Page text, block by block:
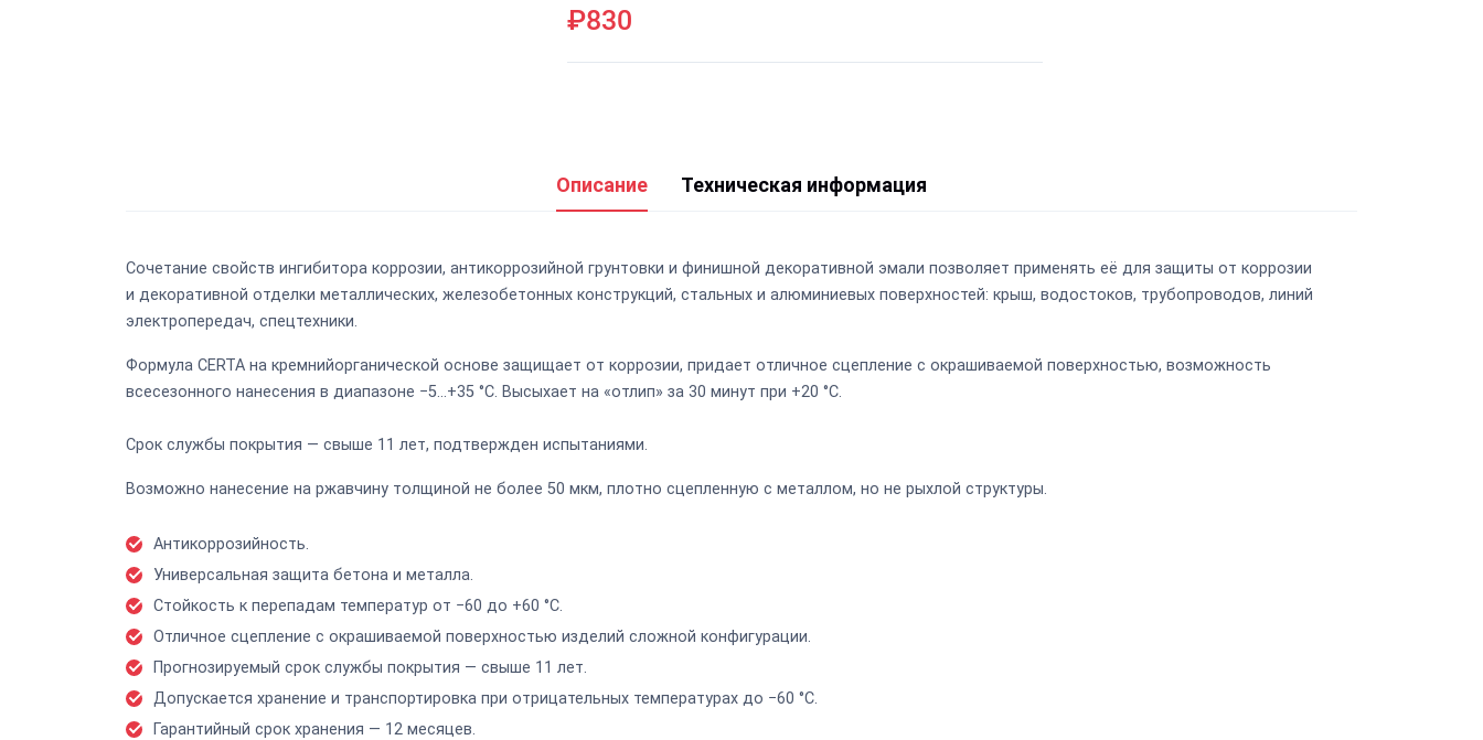
₽830
Описание Техническая информация
Сочетание свойств ингибитора коррозии, антикоррозийной грунтовки и финишной декоративной эмали позволяет применять её для защиты от коррозии
и декоративной отделки металлических, железобетонных конструкций, стальных и алюминиевых поверхностей: крыш, водостоков, трубопроводов, линий
электропередач, спецтехники.
Формула CERTA на кремнийорганической основе защищает от коррозии, придает отличное сцепление с окрашиваемой поверхностью, возможность
всесезонного нанесения в диапазоне −5...+35 °С. Высыхает на «отлип» за 30 минут при +20 °С.
Срок службы покрытия — свыше 11 лет, подтвержден испытаниями.
Возможно нанесение на ржавчину толщиной не более 50 мкм, плотно сцепленную с металлом, но не рыхлой структуры.
Антикоррозийность.
Универсальная защита бетона и металла.
Стойкость к перепадам температур от −60 до +60 °С.
Отличное сцепление с окрашиваемой поверхностью изделий сложной конфигурации.
Прогнозируемый срок службы покрытия — свыше 11 лет.
Допускается хранение и транспортировка при отрицательных температурах до −60 °С.
Гарантийный срок хранения — 12 месяцев.